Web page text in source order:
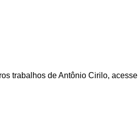
trabalhos de Antônio Cirilo, acesse